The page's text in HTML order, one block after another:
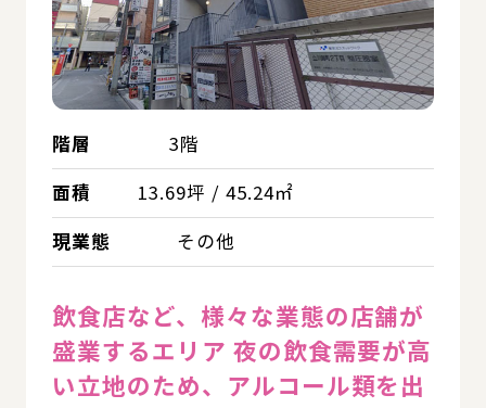
階層
3階
面積
13.69坪 / 45.24㎡
現業態
その他
飲食店など、様々な業態の店舗が
盛業するエリア 夜の飲食需要が高
い立地のため、アルコール類を出